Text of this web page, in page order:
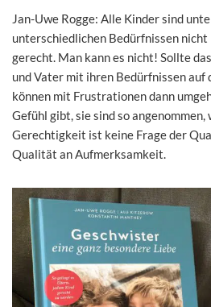
Jan-Uwe Rogge: Alle Kinder sind
unterschiedlichen Bedürfnissen nicht
gerecht. Man kann es nicht! Sollte
und Vater mit ihren Bedürfnissen auf
können mit Frustrationen dann
Gefühl gibt, sie sind so angenommen,
Gerechtigkeit ist keine Frage der
Qualität an Aufmerksamkeit.